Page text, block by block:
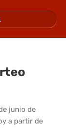
junio de
a partir de